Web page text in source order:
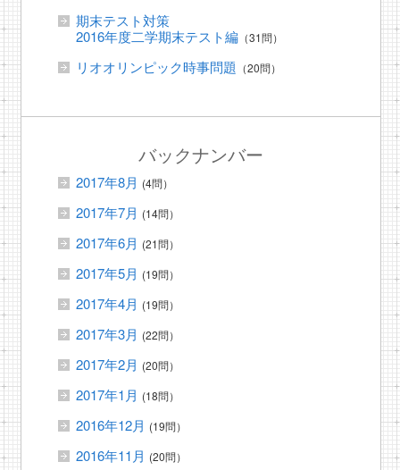
期末テスト対策
2016年度二学期末テスト編（31問）
リオオリンピック時事問題 （20問）
バックナンバー
2017年8月 (4問）
2017年7月 (14問）
2017年6月 (21問）
2017年5月 (19問）
2017年4月 (19問）
2017年3月 (22問）
2017年2月 (20問）
2017年1月 (18問）
2016年12月 (19問）
2016年11月 (20問）